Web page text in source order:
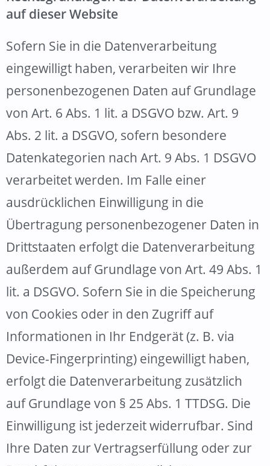
auf dieser Website
Sofern Sie in die Datenverarbeitung
eingewilligt haben, verarbeiten wir Ihre
personenbezogenen Daten auf Grundlage
von Art. 6 Abs. 1 lit. a DSGVO bzw. Art. 9
Abs. 2 lit. a DSGVO, sofern besondere
Datenkategorien nach Art. 9 Abs. 1 DSGVO
verarbeitet werden. Im Falle einer
ausdrücklichen Einwilligung in die
Übertragung personenbezogener Daten in
Drittstaaten erfolgt die Datenverarbeitung
außerdem auf Grundlage von Art. 49 Abs. 1
lit. a DSGVO. Sofern Sie in die Speicherung
von Cookies oder in den Zugriff auf
Informationen in Ihr Endgerät (z. B. via
Device-Fingerprinting) eingewilligt haben,
erfolgt die Datenverarbeitung zusätzlich
auf Grundlage von § 25 Abs. 1 TTDSG. Die
Einwilligung ist jederzeit widerrufbar. Sind
Ihre Daten zur Vertragserfüllung oder zur